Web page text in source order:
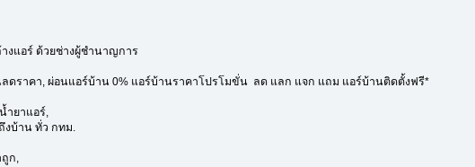
งแอร์ ด้วยช่างผู้ชำนาญการ
ดราคา, ผ่อนแอร์บ้าน 0% แอร์บ้านราคาโปรโมขั่น ลด แลก แจก แถม แอร์บ้านติดตั้งฟรี*
ำยาแอร์,
งบ้าน ทั่ว กทม.
ก,